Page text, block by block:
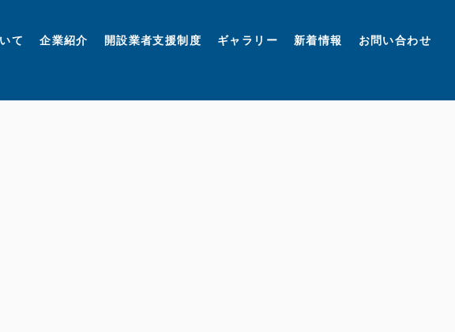
て 企業紹介 開設業者支援制度 ギャラリー 新着情報 お問い合わせ
護方針